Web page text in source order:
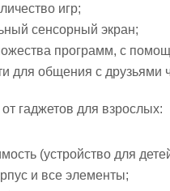
игр;
сенсорный экран;
программ, с
для общения с друзьями
гаджетов для взрослых:
(устройство для
и все элементы;